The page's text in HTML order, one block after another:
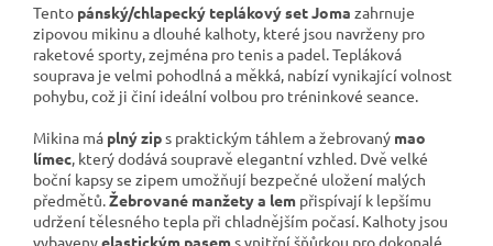
Tento pánský/chlapecký teplákový set Joma zahrnuje
zipovou mikinu a dlouhé kalhoty, které jsou navrženy pro
raketové sporty, zejména pro tenis a padel. Tepláková
souprava je velmi pohodlná a měkká, nabízí vynikající volnost
pohybu, což ji činí ideální volbou pro tréninkové seance.
Mikina má plný zips praktickým táhlem a žebrovaný mao
límec, který dodává soupravě elegantní vzhled. Dvě velké
boční kapsy se zipem umožňují bezpečné uložení malých
předmětů.Žebrované manžety a lem přispívají k lepšímu
udržení tělesného tepla při chladnějším počasí. Kalhoty jsou
vybavenyelastickým pasems vnitřní šňůrkou pro dokonalé